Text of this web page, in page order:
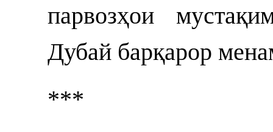
парвозҳои
Дубай барқарор
***